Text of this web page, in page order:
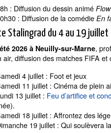
: Diffusion du dessin animé Flow
: Diffusion de la comédie En
Stalingrad du 4 au 19
été 2026 à Neuilly-sur-Marne,
air, diffusion des matches FIFA
4 juillet : Foot et jeux
11 juillet : Cinéma de plein
13 juillet : Feu d’artifice et
18 juillet : Affrontez des
19 juillet : Qui soulèvera